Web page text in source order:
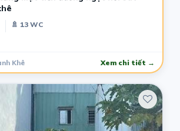
🚿 13 WC
Khê Xem chi tiết →